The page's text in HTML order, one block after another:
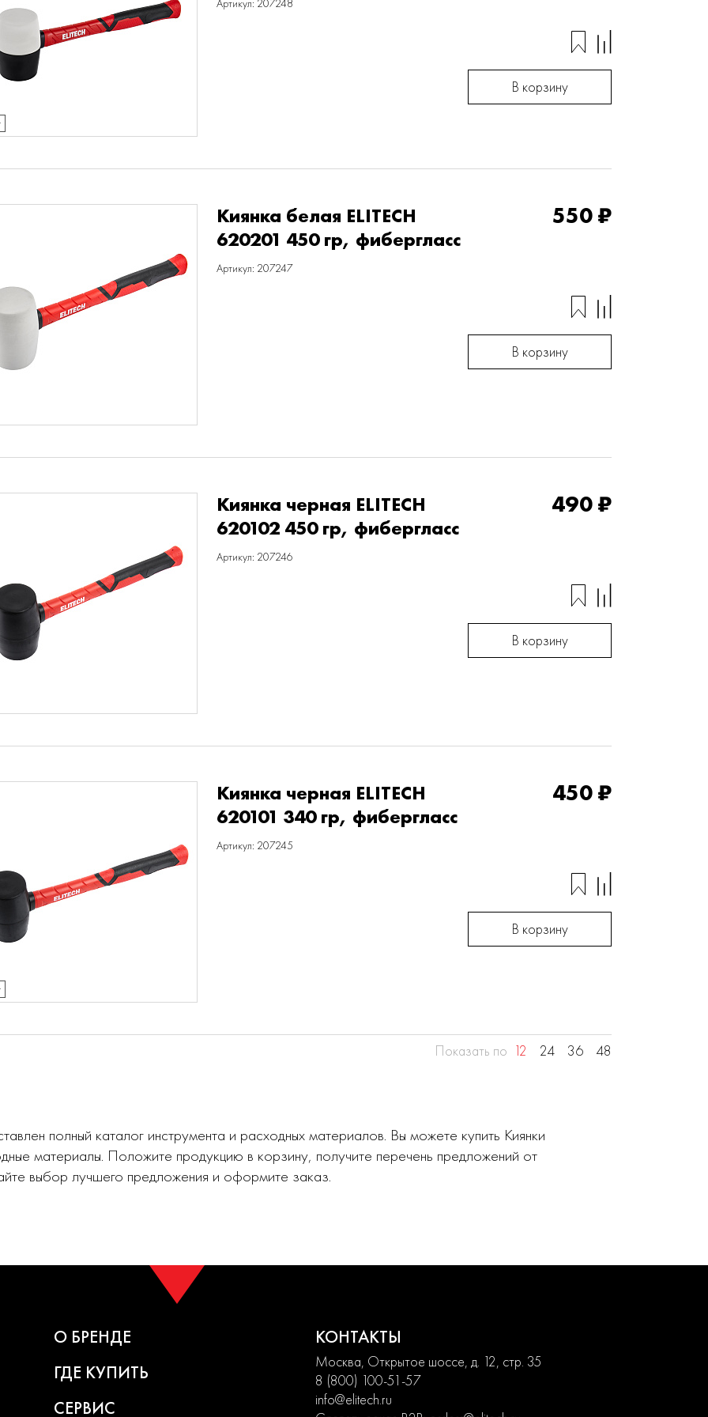
Артикул: 207248
В корзину
Киянка белая ELITECH
620201 450 гр, фибергласс
Артикул: 207247
550 ₽
В корзину
Киянка черная ELITECH
620102 450 гр, фибергласс
Артикул: 207246
490 ₽
В корзину
Киянка черная ELITECH
620101 340 гр, фибергласс
Артикул: 207245
450 ₽
В корзину
Показать по 12 24 36 48
полный каталог инструмента и расходных материалов. Вы можете купить Киянки
материалы. Положите продукцию в корзину, получите перечень предложений от
выбор лучшего предложения и оформите заказ.
О БРЕНДЕ
ГДЕ КУПИТЬ
СЕРВИС
КОНТАКТЫ
Москва, Открытое шоссе, д. 12, стр. 35
8 (800) 100-51-57
info@elitech.ru